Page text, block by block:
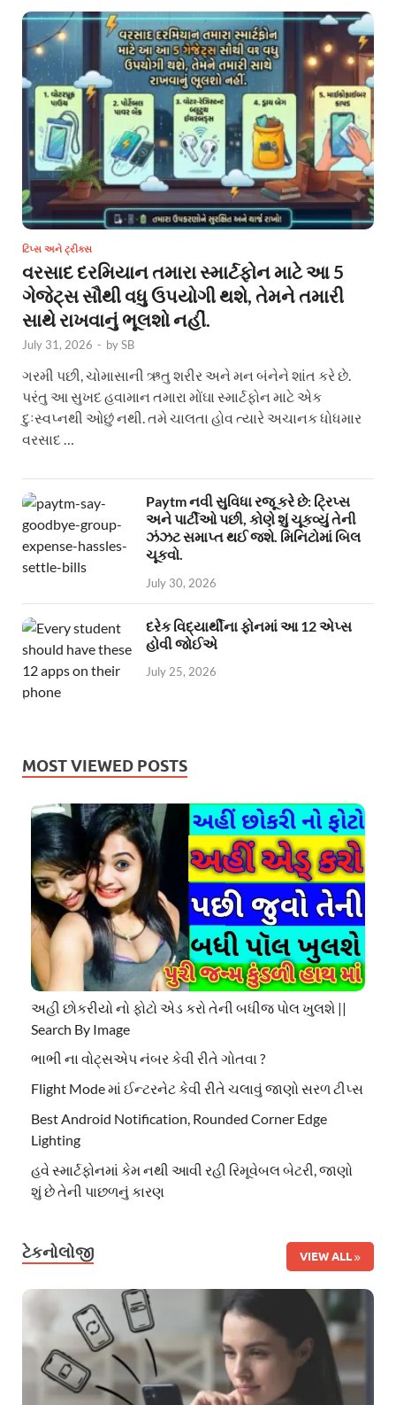
ટિપ્સ અને ટ્રીક્સ
વરસાદ દરમિયાન તમારા સ્માર્ટફોન માટે આ 5
ગેજેટ્સ સૌથી વધુ ઉપયોગી થશે, તેમને તમારી
સાથે રાખવાનું ભૂલશો નહીં.
July 31, 2026 - bySB
ગરમી પછી, ચોમાસાની ઋતુ શરીર અને મન બંનેને શાંત કરે છે.
પરંતુ આ સુખદ હવામાન તમારા મોંઘા સ્માર્ટફોન માટે એક
દુઃસ્વપ્નથી ઓછું નથી. તમે ચાલતા હોવ ત્યારે અચાનક ધોધમાર
વરસાદ …
Paytm નવી સુવિધા રજૂ કરે છે: ટ્રિપ્સ
અને પાર્ટીઓ પછી, કોણે શું ચૂકવ્યું તેની
ઝંઝટ સમાપ્ત થઈ જશે. મિનિટોમાં બિલ
ચૂકવો.
July 30, 2026
દરેક વિદ્યાર્થીના ફોનમાં આ 12 એપ્સ
હોવી જોઈએ
July 25, 2026
MOST VIEWED POSTS
અહી છોકરીયો નો ફોટો એડ કરો તેની બધીજ પોલ ખુલશે ||
Search By Image
ભાભી ના વોટ્સએપ નંબર કેવી રીતે ગોતવા ?
Flight Mode માં ઈન્ટરનેટ કેવી રીતે ચલાવું જાણો સરળ ટીપ્સ
Best Android Notification, Rounded Corner Edge
Lighting
હવે સ્માર્ટફોનમાં કેમ નથી આવી રહી રિમૂવેબલ બેટરી, જાણો
શું છે તેની પાછળનું કારણ
ટેકનોલોજી VIEW ALL